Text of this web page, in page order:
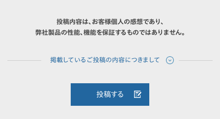
投稿内容は、お客様個人の感想であり、
弊社製品の性能、機能を保証するものではありません。
投稿する